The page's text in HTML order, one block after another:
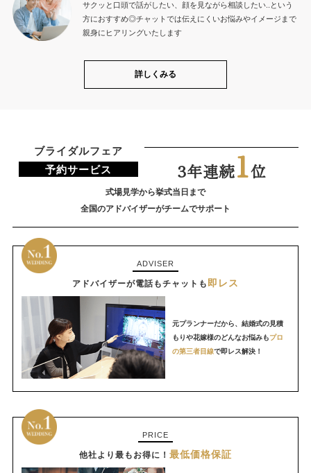
サクッと口頭で話がしたい、顔を見ながら相談したい..という
方におすすめ◎チャットでは伝えにくいお悩みやイメージまで
親身にヒアリングいたします
詳しくみる
ブライダルフェア
予約サービス
3年連続1位
式場見学から挙式当日まで
全国のアドバイザーがチームでサポート
ADVISER
アドバイザーが電話もチャットも 即レス
元プランナーだから、結婚式の見積
もりや花嫁様のどんなお悩みもプロ
の第三者目線で即レス解決！
PRICE
他社より最もお得に！ 最低価格保証